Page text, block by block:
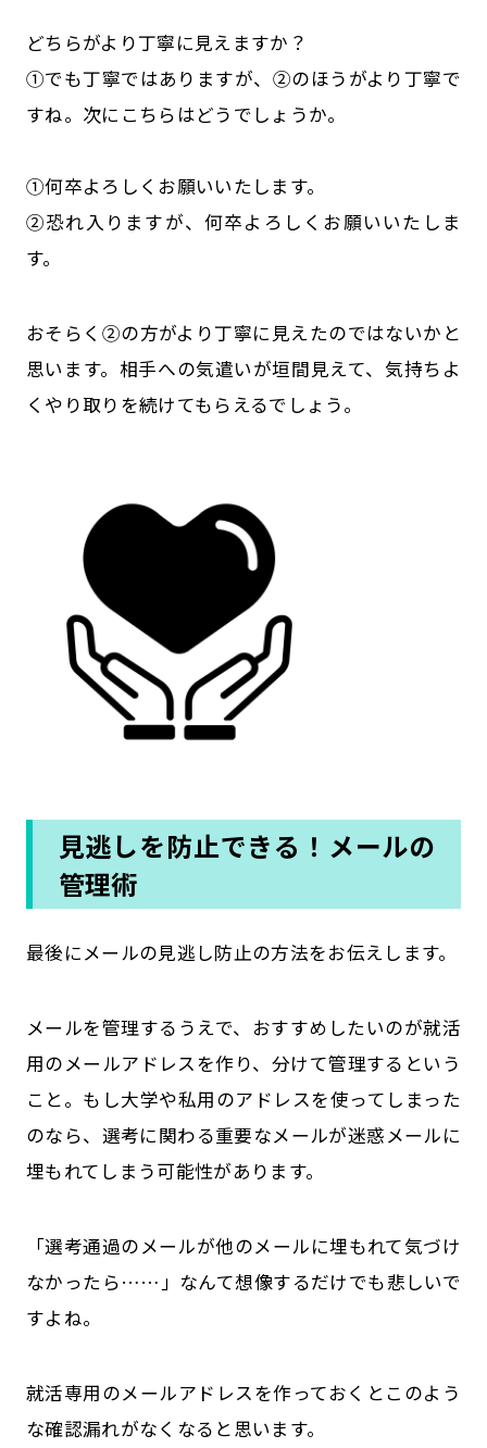
どちらがより丁寧に見えますか？
①でも丁寧ではありますが、②のほうがより丁寧で
すね。次にこちらはどうでしょうか。
①何卒よろしくお願いいたします。
②恐れ入りますが、何卒よろしくお願いいたしま
す。
おそらく②の方がより丁寧に見えたのではないかと
思います。相手への気遣いが垣間見えて、気持ちよ
くやり取りを続けてもらえるでしょう。
見逃しを防止できる！メールの
管理術
最後にメールの見逃し防止の方法をお伝えします。
メールを管理するうえで、おすすめしたいのが就活
用のメールアドレスを作り、分けて管理するという
こと。もし大学や私用のアドレスを使ってしまった
のなら、選考に関わる重要なメールが迷惑メールに
埋もれてしまう可能性があります。
「選考通過のメールが他のメールに埋もれて気づけ
なかったら……」なんて想像するだけでも悲しいで
すよね。
就活専用のメールアドレスを作っておくとこのよう
な確認漏れがなくなると思います。